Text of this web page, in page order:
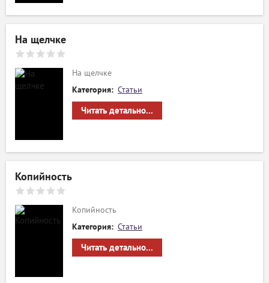
На щелчке
На щелчке
Категория: Статьи
Читать детально...
Копийность
Копийность
Категория: Статьи
Читать детально...